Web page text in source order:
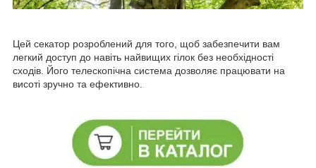
Цей секатор розроблений для того, щоб забезпечити вам
легкий доступ до навіть найвищих гілок без необхідності
сходів. Його телескопічна система дозволяє працювати на
висоті зручно та ефективно.